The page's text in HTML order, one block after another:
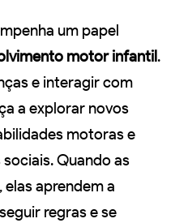
um papel
motor infantil.
e interagir com
a explorar novos
motoras e
Quando as
aprendem a
regras e se